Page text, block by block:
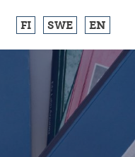
FI SWE EN